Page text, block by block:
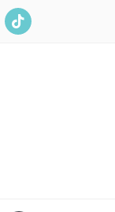
tiktok